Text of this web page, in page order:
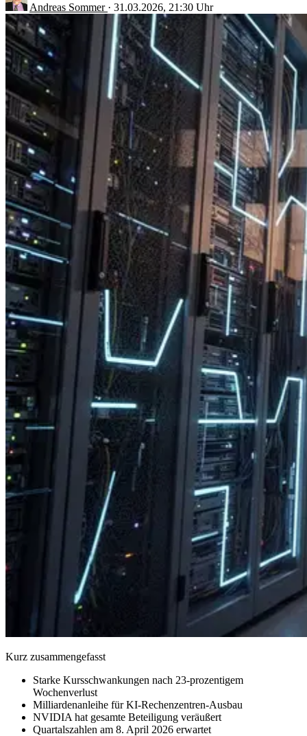
Andreas Sommer · 31.03.2026, 21:30 Uhr
Kurz zusammengefasst
Starke Kursschwankungen nach 23-prozentigem
Wochenverlust
Milliardenanleihe für KI-Rechenzentren-Ausbau
NVIDIA hat gesamte Beteiligung veräußert
Quartalszahlen am 8. April 2026 erwartet